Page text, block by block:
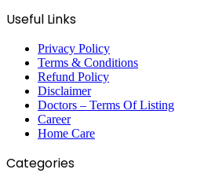
Useful Links
Privacy Policy
Terms & Conditions
Refund Policy
Disclaimer
Doctors – Terms Of Listing
Career
Home Care
Categories